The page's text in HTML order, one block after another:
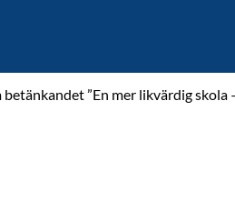
”En mer likvärdig